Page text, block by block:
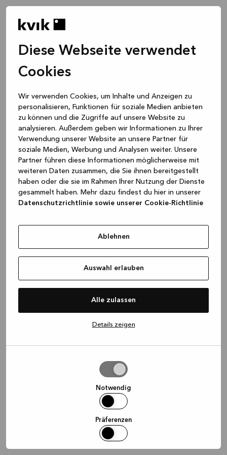
Diese Webseite verwendet
Cookies
Wir verwenden Cookies, um Inhalte und Anzeigen zu
personalisieren, Funktionen für soziale Medien anbieten
zu können und die Zugriffe auf unsere Website zu
analysieren. Außerdem geben wir Informationen zu Ihrer
Verwendung unserer Website an unsere Partner für
soziale Medien, Werbung und Analysen weiter. Unsere
Partner führen diese Informationen möglicherweise mit
weiteren Daten zusammen, die Sie ihnen bereitgestellt
haben oder die sie im Rahmen Ihrer Nutzung der Dienste
gesammelt haben. Mehr dazu findest du hier in unserer
Datenschutzrichtlinie sowie unserer Cookie-Richtlinie
Ablehnen
Auswahl erlauben
Alle zulassen
Details zeigen
Notwendig
Präferenzen
loadingwww.kvik.de (see the browser console for more
information)